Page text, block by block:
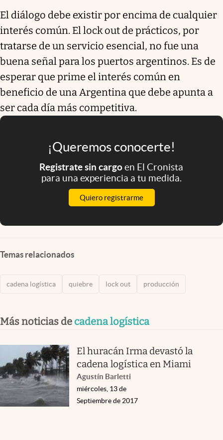
El diálogo debe existir por encima de cualquier
interés común. El lock out de prácticos, por
tratarse de un servicio esencial, no fue una
buena señal para los puertos argentinos. Es de
esperar que prime el interés común en
beneficio de una Argentina que debe apunta a
ser cada día más competitiva.
¡Queremos conocerte!
Registrate sin cargoen El Cronista
para una experiencia a tu medida.
Quiero registrarme
Temas relacionados
cadena logística quiebre lock out producción
Más noticias de cadena logística
El huracán Irma devastó la
cadena logística en Miami
Agustín Barletti
miércoles, 13 de
Septiembre de 2017